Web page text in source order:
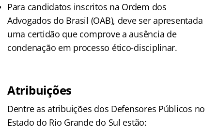
Para candidatos inscritos na Ordem dos
Advogados do Brasil (OAB), deve ser apresentada
uma certidão que comprove a ausência de
condenação em processo ético-disciplinar.
Atribuições
Dentre as atribuições dos Defensores Públicos no
Estado do Rio Grande do Sul estão: